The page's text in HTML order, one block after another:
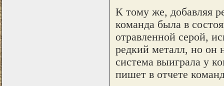
К тому же, добавляя
команда была в
отравленной серой,
редкий металл, но он
система выиграла у
пишет в отчете